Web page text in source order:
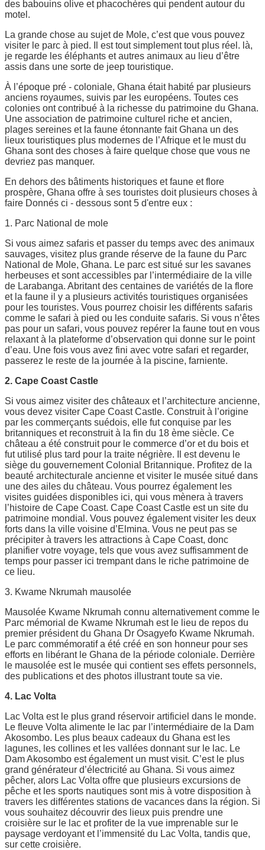
des babouins olive et phacochères qui pendent autour du
motel.
La grande chose au sujet de Mole, c’est que vous pouvez
visiter le parc à pied. Il est tout simplement tout plus réel. là,
je regarde les éléphants et autres animaux au lieu d’être
assis dans une sorte de jeep touristique.
À l’époque pré - coloniale, Ghana était habité par plusieurs
anciens royaumes, suivis par les européens. Toutes ces
colonies ont contribué à la richesse du patrimoine du Ghana.
Une association de patrimoine culturel riche et ancien,
plages sereines et la faune étonnante fait Ghana un des
lieux touristiques plus modernes de l’Afrique et le must du
Ghana sont des choses à faire quelque chose que vous ne
devriez pas manquer.
En dehors des bâtiments historiques et faune et flore
prospère, Ghana offre à ses touristes doit plusieurs choses à
faire Donnés ci - dessous sont 5 d'entre eux :
1. Parc National de mole
Si vous aimez safaris et passer du temps avec des animaux
sauvages, visitez plus grande réserve de la faune du Parc
National de Mole, Ghana. Le parc est situé sur les savanes
herbeuses et sont accessibles par l’intermédiaire de la ville
de Larabanga. Abritant des centaines de variétés de la flore
et la faune il y a plusieurs activités touristiques organisées
pour les touristes. Vous pourrez choisir les différents safaris
comme le safari à pied ou les conduite safaris. Si vous n’êtes
pas pour un safari, vous pouvez repérer la faune tout en vous
relaxant à la plateforme d’observation qui donne sur le point
d’eau. Une fois vous avez fini avec votre safari et regarder,
passerez le reste de la journée à la piscine, farniente.
2. Cape Coast Castle
Si vous aimez visiter des châteaux et l’architecture ancienne,
vous devez visiter Cape Coast Castle. Construit à l’origine
par les commerçants suédois, elle fut conquise par les
britanniques et reconstruit à la fin du 18 ème siècle. Ce
château a été construit pour le commerce d’or et du bois et
fut utilisé plus tard pour la traite négrière. Il est devenu le
siège du gouvernement Colonial Britannique. Profitez de la
beauté architecturale ancienne et visiter le musée situé dans
une des ailes du château. Vous pourrez également les
visites guidées disponibles ici, qui vous mènera à travers
l’histoire de Cape Coast. Cape Coast Castle est un site du
patrimoine mondial. Vous pouvez également visiter les deux
forts dans la ville voisine d’Elmina. Vous ne peut pas se
précipiter à travers les attractions à Cape Coast, donc
planifier votre voyage, tels que vous avez suffisamment de
temps pour passer ici trempant dans le riche patrimoine de
ce lieu.
3. Kwame Nkrumah mausolée
Mausolée Kwame Nkrumah connu alternativement comme le
Parc mémorial de Kwame Nkrumah est le lieu de repos du
premier président du Ghana Dr Osagyefo Kwame Nkrumah.
Le parc commémoratif a été créé en son honneur pour ses
efforts en libérant le Ghana de la période coloniale. Derrière
le mausolée est le musée qui contient ses effets personnels,
des publications et des photos illustrant toute sa vie.
4. Lac Volta
Lac Volta est le plus grand réservoir artificiel dans le monde.
Le fleuve Volta alimente le lac par l’intermédiaire de la Dam
Akosombo. Les plus beaux cadeaux du Ghana est les
lagunes, les collines et les vallées donnant sur le lac. Le
Dam Akosombo est également un must visit. C’est le plus
grand générateur d’électricité au Ghana. Si vous aimez
pêcher, alors Lac Volta offre que plusieurs excursions de
pêche et les sports nautiques sont mis à votre disposition à
travers les différentes stations de vacances dans la région. Si
vous souhaitez découvrir des lieux puis prendre une
croisière sur le lac et profiter de la vue imprenable sur le
paysage verdoyant et l’immensité du Lac Volta, tandis que,
sur cette croisière.